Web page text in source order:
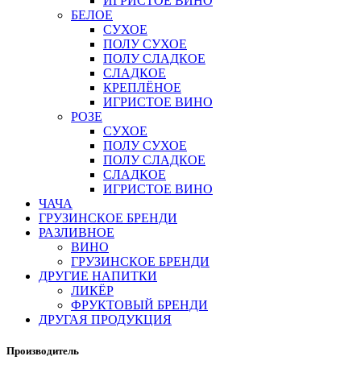
БЕЛОЕ
СУХОЕ
ПОЛУ СУХОЕ
ПОЛУ СЛАДКОЕ
СЛАДКОЕ
КРЕПЛЁНОЕ
ИГРИСТОЕ ВИНО
РОЗЕ
СУХОЕ
ПОЛУ СУХОЕ
ПОЛУ СЛАДКОЕ
СЛАДКОЕ
ИГРИСТОЕ ВИНО
ЧАЧА
ГРУЗИНСКОЕ БРЕНДИ
РАЗЛИВНОЕ
ВИНО
ГРУЗИНСКОЕ БРЕНДИ
ДРУГИЕ НАПИТКИ
ЛИКЁР
ФРУКТОВЫЙ БРЕНДИ
ДРУГАЯ ПРОДУКЦИЯ
Производитель